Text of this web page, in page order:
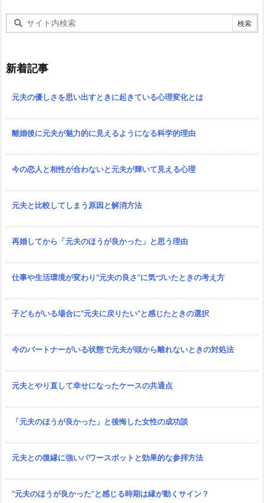
新着記事
元夫の優しさを思い出すときに起きている心理変化とは
離婚後に元夫が魅力的に見えるようになる科学的理由
今の恋人と相性が合わないと元夫が輝いて見える心理
元夫と比較してしまう原因と解消方法
再婚してから「元夫のほうが良かった」と思う理由
仕事や生活環境が変わり“元夫の良さ”に気づいたときの考え方
子どもがいる場合に“元夫に戻りたい”と感じたときの選択
今のパートナーがいる状態で元夫が頭から離れないときの対処法
元夫とやり直して幸せになったケースの共通点
「元夫のほうが良かった」と後悔した女性の成功談
元夫との復縁に強いパワースポットと効果的な参拝方法
“元夫のほうが良かった”と感じる時期は縁が動くサイン？